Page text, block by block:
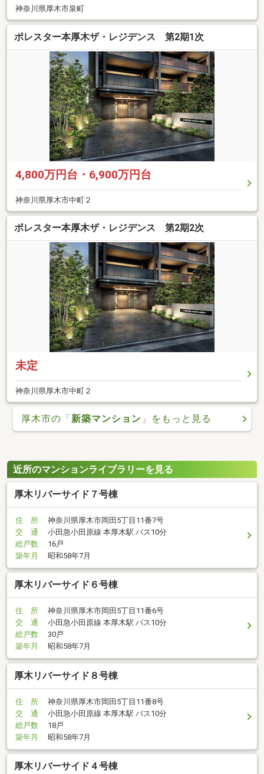
神奈川県厚木市泉町
ポレスター本厚木ザ・レジデンス 第2期1次
4,800万円台・6,900万円台
神奈川県厚木市中町２
ポレスター本厚木ザ・レジデンス 第2期2次
未定
神奈川県厚木市中町２
厚木市の「新築マンション 」をもっと見る
近所のマンションライブラリーを見る
厚木リバーサイド７号棟
住 所
神奈川県厚木市岡田5丁目11番7号
交 通
小田急小田原線 本厚木駅 バス10分
総戸数
16戸
築年月
昭和58年7月
厚木リバーサイド６号棟
住 所
神奈川県厚木市岡田5丁目11番6号
交 通
小田急小田原線 本厚木駅 バス10分
総戸数
30戸
築年月
昭和58年7月
厚木リバーサイド８号棟
住 所
神奈川県厚木市岡田5丁目11番8号
交 通
小田急小田原線 本厚木駅 バス10分
総戸数
18戸
築年月
昭和58年7月
厚木リバーサイド４号棟